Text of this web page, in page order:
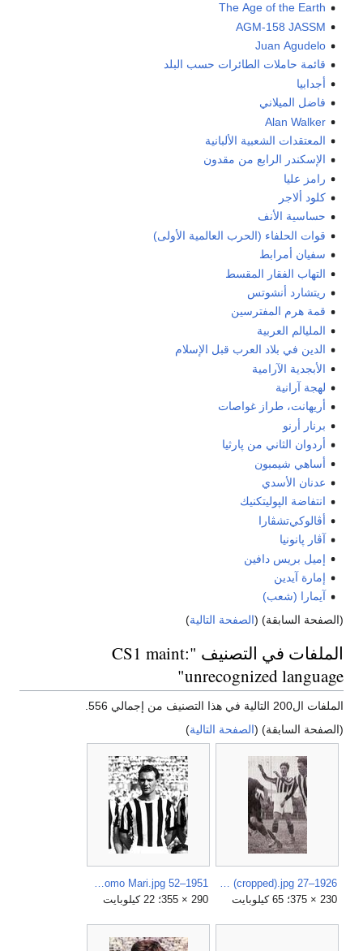
The Age of the Earth
AGM-158 JASSM
Juan Agudelo
قائمة حاملات الطائرات حسب البلد
أجدابيا
فاضل الميلاني
Alan Walker
المعتقدات الشعبية الألبانية
الإسكندر الرابع من مقدون
رامز عليا
كلود ألاجر
حساسية الأنف
قوات الحلفاء (الحرب العالمية الأولى)
سفيان أمرابط
التهاب الفقار المقسط
ريتشارد أنشوتس
قمة هرم المفترسين
المليالم العربية
الدين في بلاد العرب قبل الإسلام
الأبجدية الآرامية
لهجة آرانية
أريهانت، طراز غواصات
برنار أرنو
أردوان الثاني من پارثيا
أساهي شيمبون
عدنان الأسدي
انتفاضة الپوليتكنيك
أڤالوكي‌تشڤارا
آڤار پانونيا
إميل بريس دافين
إمارة آيدين
آيمارا (شعب)
(الصفحة السابقة) (الصفحة التالية)
الملفات في التصنيف "CS1 maint:
unrecognized language"
الملفات ال200 التالية في هذا التصنيف من إجمالي 556.
(الصفحة السابقة) (الصفحة التالية)
230 × 375؛ 65 كيلوبايت
290 × 355؛ 22 كيلوبايت